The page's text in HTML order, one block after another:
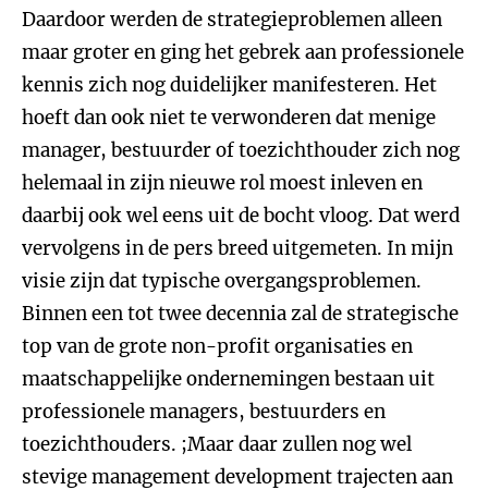
Daardoor werden de strategieproblemen alleen
maar groter en ging het gebrek aan professionele
kennis zich nog duidelijker manifesteren. Het
hoeft dan ook niet te verwonderen dat menige
manager, bestuurder of toezichthouder zich nog
helemaal in zijn nieuwe rol moest inleven en
daarbij ook wel eens uit de bocht vloog. Dat werd
vervolgens in de pers breed uitgemeten. In mijn
visie zijn dat typische overgangsproblemen.
Binnen een tot twee decennia zal de strategische
top van de grote non-profit organisaties en
maatschappelijke ondernemingen bestaan uit
professionele managers, bestuurders en
toezichthouders. ;Maar daar zullen nog wel
stevige management development trajecten aan